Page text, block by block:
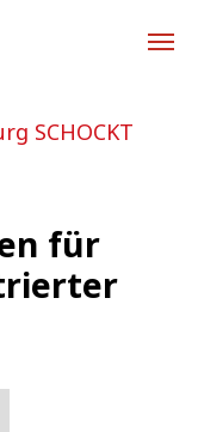
SCHOCKT
für